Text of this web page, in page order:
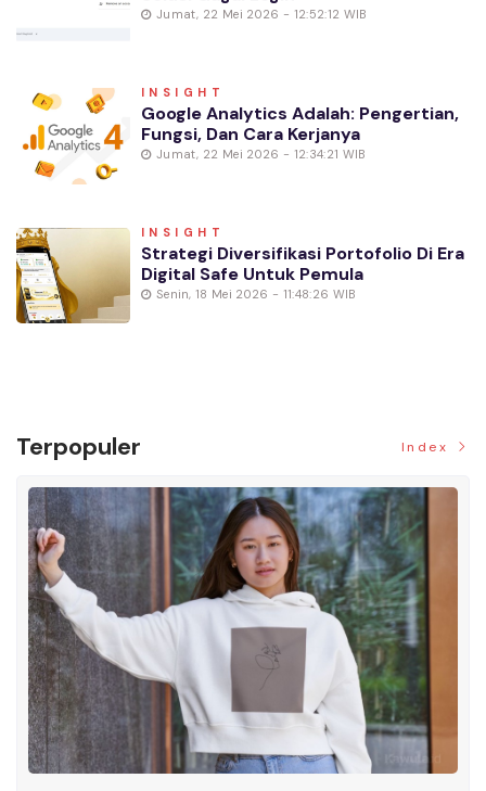
Jumat, 22 Mei 2026 - 12:52:12 WIB
INSIGHT
Google Analytics Adalah: Pengertian,
Fungsi, Dan Cara Kerjanya
Jumat, 22 Mei 2026 - 12:34:21 WIB
INSIGHT
Strategi Diversifikasi Portofolio Di Era
Digital Safe Untuk Pemula
Senin, 18 Mei 2026 - 11:48:26 WIB
Terpopuler Index